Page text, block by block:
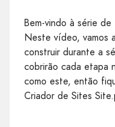
Bem-vindo à série
Neste vídeo, vamos
construir durante a
cobrirão cada etapa
como este, então
Criador de Sites